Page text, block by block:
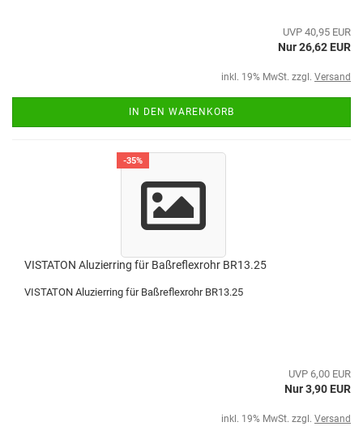
UVP 40,95 EUR
Nur 26,62 EUR
inkl. 19% MwSt. zzgl. Versand
IN DEN WARENKORB
-35%
VISTATON Aluzierring für Baßreflexrohr BR13.25
VISTATON Aluzierring für Baßreflexrohr BR13.25
UVP 6,00 EUR
Nur 3,90 EUR
inkl. 19% MwSt. zzgl. Versand